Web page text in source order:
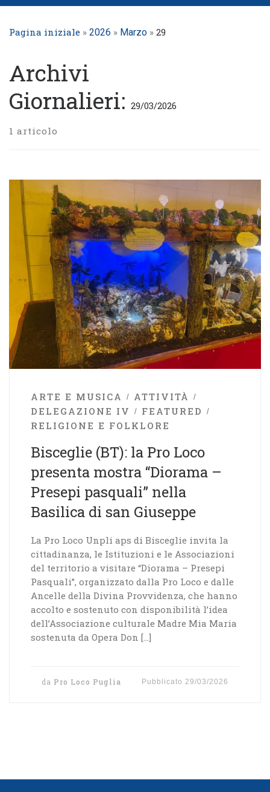
Pagina iniziale » 2026 » Marzo » 29
Archivi
Giornalieri: 29/03/2026
1 articolo
ARTE E MUSICA
ATTIVITÀ
DELEGAZIONE IV
FEATURED
RELIGIONE E FOLKLORE
Bisceglie (BT): la Pro Loco
presenta mostra “Diorama –
Presepi pasquali” nella
Basilica di san Giuseppe
La Pro Loco Unpli aps di Bisceglie invita la
cittadinanza, le Istituzioni e le Associazioni
del territorio a visitare “Diorama – Presepi
Pasquali”, organizzato dalla Pro Loco e dalle
Ancelle della Divina Provvidenza, che hanno
accolto e sostenuto con disponibilità l’idea
dell’Associazione culturale Madre Mia Maria
sostenuta da Opera Don […]
da Pro Loco Puglia Pubblicato29/03/2026